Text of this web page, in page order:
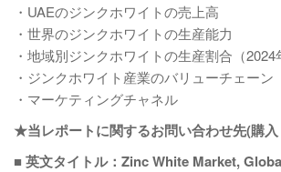
・UAEのジンクホワイトの売上高
・世界のジンクホワイトの生産能力
・地域別ジンクホワイトの生産割合（2024
・ジンクホワイト産業のバリューチェーン
・マーケティングチャネル
★当レポートに関するお問い合わせ先(購
■ 英文タイトル：Zinc White Market,